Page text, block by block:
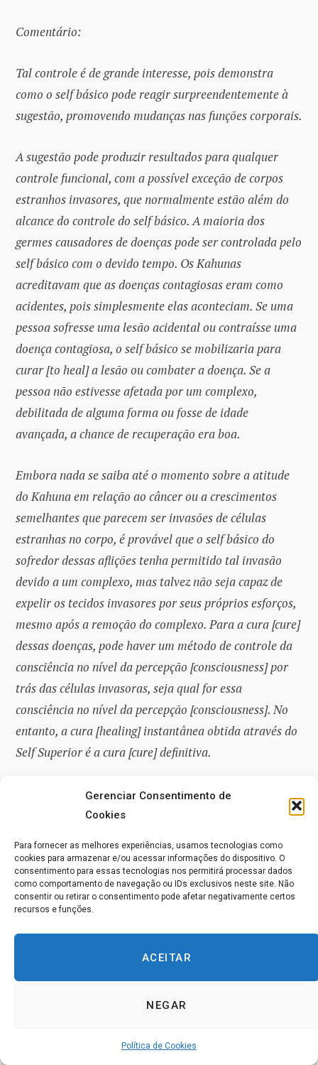
Gerenciar Consentimento de
Cookies
Para fornecer as melhores experiências, usamos tecnologias como
cookies para armazenar e/ou acessar informações do dispositivo. O
consentimento para essas tecnologias nos permitirá processar dados
como comportamento de navegação ou IDs exclusivos neste site. Não
consentir ou retirar o consentimento pode afetar negativamente certos
recursos e funções.
ACEITAR
NEGAR
Política de Cookies
Comentário:
Tal controle é de grande interesse, pois demonstra
como o self básico pode reagir surpreendentemente à
sugestão, promovendo mudanças nas funções corporais.
A sugestão pode produzir resultados para qualquer
controle funcional, com a possível exceção de corpos
estranhos invasores, que normalmente estão além do
alcance do controle do self básico. A maioria dos
germes causadores de doenças pode ser controlada pelo
self básico com o devido tempo. Os Kahunas
acreditavam que as doenças contagiosas eram como
acidentes, pois simplesmente elas aconteciam. Se uma
pessoa sofresse uma lesão acidental ou contraísse uma
doença contagiosa, o self básico se mobilizaria para
curar [to heal] a lesão ou combater a doença. Se a
pessoa não estivesse afetada por um complexo,
debilitada de alguma forma ou fosse de idade
avançada, a chance de recuperação era boa.
Embora nada se saiba até o momento sobre a atitude
do Kahuna em relação ao câncer ou a crescimentos
semelhantes que parecem ser invasões de células
estranhas no corpo, é provável que o self básico do
sofredor dessas aflições tenha permitido tal invasão
devido a um complexo, mas talvez não seja capaz de
expelir os tecidos invasores por seus próprios esforços,
mesmo após a remoção do complexo. Para a cura [cure]
dessas doenças, pode haver um método de controle da
consciência no nível da percepção [consciousness] por
trás das células invasoras, seja qual for essa
consciência no nível da percepção [consciousness]. No
entanto, a cura [healing] instantânea obtida através do
Self Superior é a cura [cure] definitiva.
A importância dos métodos Kahuna para lidar com o
complexo pode ser melhor compreendida se nós
cerca de quatro mil psiquiatras e centenas de milhares
de pacientes que necessitam de sua ajuda. Nós temos
muito poucos psicanalistas treinados e apenas alguns
choque com cargas de força vital para fazer com que o
paciente aceite a sugestão para substituir o complexo.
considerados fisicamente aptos para o serviço militar,